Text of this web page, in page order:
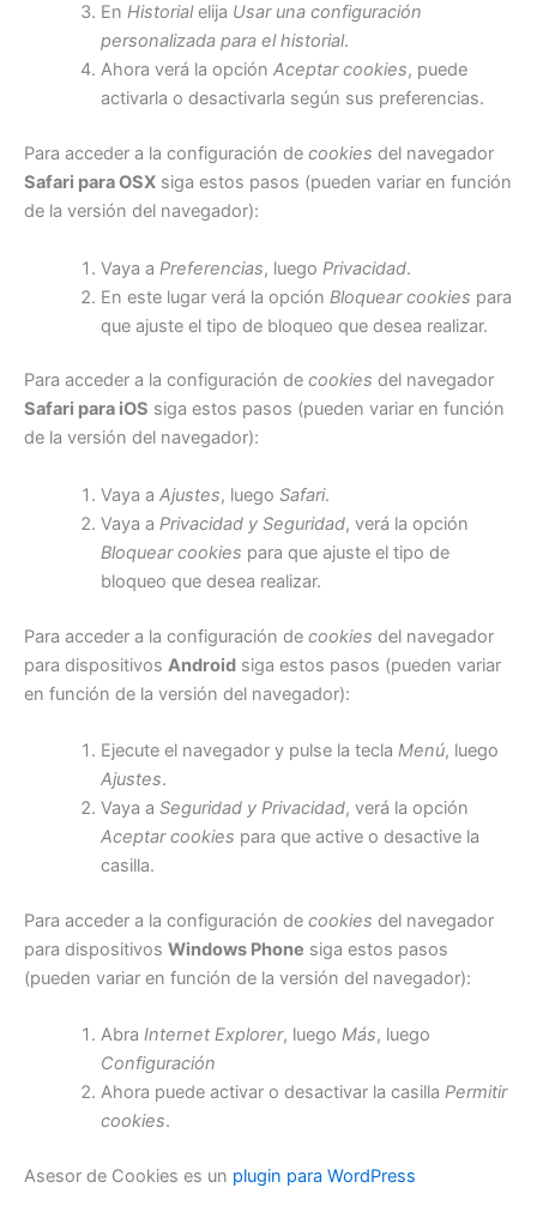
En Historialelija Usar una configuración
personalizada para el historial.
Ahora verá la opción Aceptar cookies, puede
activarla o desactivarla según sus preferencias.
Para acceder a la configuración de cookies del navegador
Safari para OSX siga estos pasos (pueden variar en función
de la versión del navegador):
Vaya a Preferencias, luego Privacidad.
En este lugar verá la opción Bloquear cookies para
que ajuste el tipo de bloqueo que desea realizar.
Para acceder a la configuración de cookies del navegador
Safari para iOS siga estos pasos (pueden variar en función
de la versión del navegador):
Vaya a Ajustes, luego Safari.
Vaya a Privacidad y Seguridad, verá la opción
Bloquear cookies para que ajuste el tipo de
bloqueo que desea realizar.
Para acceder a la configuración de cookies del navegador
para dispositivos Android siga estos pasos (pueden variar
en función de la versión del navegador):
Ejecute el navegador y pulse la tecla Menú, luego
Ajustes.
Vaya a Seguridad y Privacidad, verá la opción
Aceptar cookies para que active o desactive la
casilla.
Para acceder a la configuración de cookies del navegador
para dispositivos Windows Phone siga estos pasos
(pueden variar en función de la versión del navegador):
Abra Internet Explorer, luego Más, luego
Configuración
Ahora puede activar o desactivar la casilla Permitir
cookies.
Asesor de Cookies es un plugin para WordPress